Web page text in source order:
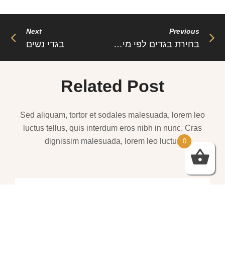
Previous
בחירת בגדים לפי מין – בגדי נשים
Next
בגדי נשים
Related Post
Sed aliquam, tortor et sodales malesuada, lorem leo
luctus tellus, quis interdum eros nibh in nunc. Cras
dignissim malesuada, lorem leo luctus 0